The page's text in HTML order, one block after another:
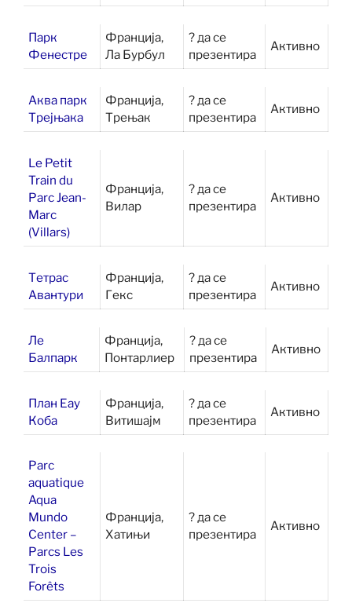
Парк
Фенестре
Франција,
Ла Бурбул
? да се
презентира
Активно
Аква парк
Трејњака
Франција,
Трењак
? да се
презентира
Активно
Le Petit
Train du
Parc Jean-
Marc
(Villars)
Франција,
Вилар
? да се
презентира
Активно
Тетрас
Авантури
Франција,
Гекс
? да се
презентира
Активно
Ле
Балпарк
Франција,
Понтарлиер
? да се
презентира
Активно
План Еау
Коба
Франција,
Витишајм
? да се
презентира
Активно
Parc
aquatique
Aqua
Mundo
Center –
Parcs Les
Trois
Forêts
Франција,
Хатињи
? да се
презентира
Активно